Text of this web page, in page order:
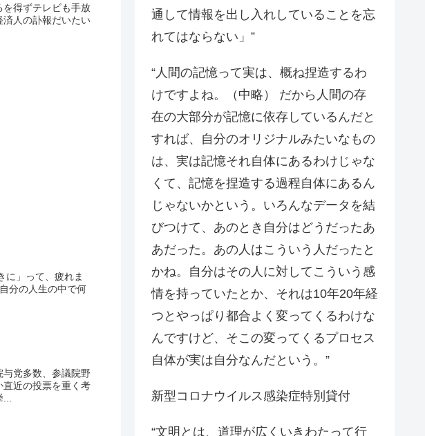
を得ずテレビも手放
済人の訃報だいたい
に」って、疲れま
分の人生の中で何
党多数、参議院野
近の投票を重く考
通して情報を出し入れしていることを忘
れてはならない」”
“人間の記憶って実は、概ね捏造するわ
けですよね。（中略） だから人間の存
在の大部分が記憶に依存しているんだと
すれば、自分のオリジナルみたいなもの
は、実は記憶それ自体にあるわけじゃな
くて、記憶を捏造する過程自体にあるん
じゃないかという。いろんなデータを結
びつけて、あのとき自分はどうだったあ
あだった。あの人はこういう人だったと
かね。自分はその人に対してこういう感
情を持っていたとか、それは10年20年経
つとやっぱり都合よく変ってくるわけな
んですけど、そこの変ってくるプロセス
自体が実は自分なんだという。”
新型コロナウイルス感染症特別貸付
“文明とは、道理が広くいきわたって行